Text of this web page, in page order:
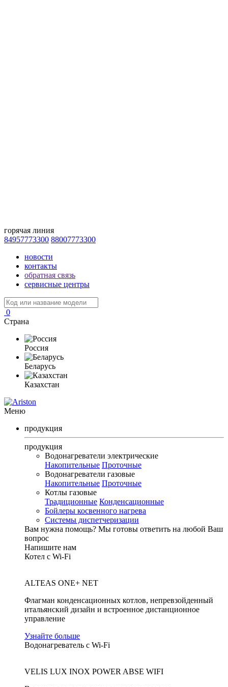
горячая линия
84957773300 88007773300
новости
контакты
обратная связь
сервисные центры
0
Страна
Россия
Беларусь
Казахстан
Меню
продукция
продукция
Водонагреватели электрические
Накопительные Проточные
Водонагреватели газовые
Накопительные Проточные
Котлы газовые
Традиционные Конденсационные
Бойлеры косвенного нагрева
Системы диспетчеризации
Вам нужна помощь? Мы готовы ответить на любой Ваш
вопрос
Напишите нам
Котел с Wi-Fi
ALTEAS ONE+ NET
Флагман конденсационных котлов, непревзойденный
итальянский дизайн и встроенное дистанционное
управление
Узнайте больше
Водонагреватель с Wi-Fi
VELIS LUX INOX POWER ABSE WIFI